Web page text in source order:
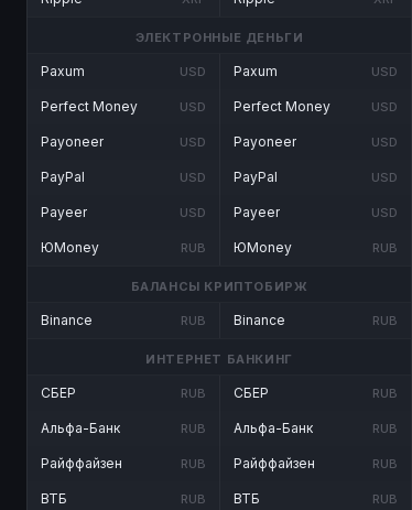
ЭЛЕКТРОННЫЕ ДЕНЬГИ
Paxum USD
Perfect Money USD
Payoneer USD
PayPal USD
Payeer USD
ЮMoney RUB
Paxum USD
Perfect Money USD
Payoneer USD
PayPal USD
Payeer USD
ЮMoney RUB
БАЛАНСЫ КРИПТОБИРЖ
Binance RUB Binance RUB
ИНТЕРНЕТ БАНКИНГ
СБЕР RUB
Альфа-Банк RUB
Райффайзен RUB
ВТБ RUB
СБЕР RUB
Альфа-Банк RUB
Райффайзен RUB
ВТБ RUB